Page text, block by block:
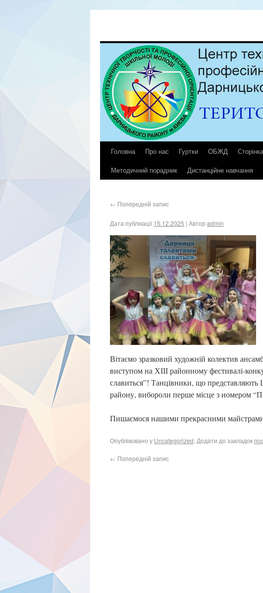
Головна Про нас Гуртки ОБЖД
Методичний порадник
Дистанційне навчання
← Попередній запис
Дата публікації 15.12.2025 | Автор admin
Вітаємо зразковий художній колектив
виступом на ХІІІ районному фестивалі-
славиться”! Танцівники, що представляють
району, вибороли перше місце з номером
Пишаємося нашими прекрасними
Опубліковано у Uncategorized. Додати до закладок
← Попередній запис